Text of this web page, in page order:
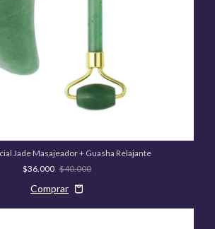
Jade Masajeador + Guasha Relajante
$36.000 $40.000